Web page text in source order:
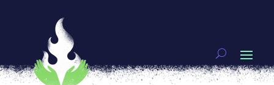
¡Genias! Zazil Collins. Radio, música y letras
porUnx |Jul 31, 2018
Zazil Collins, es una poeta y programadora